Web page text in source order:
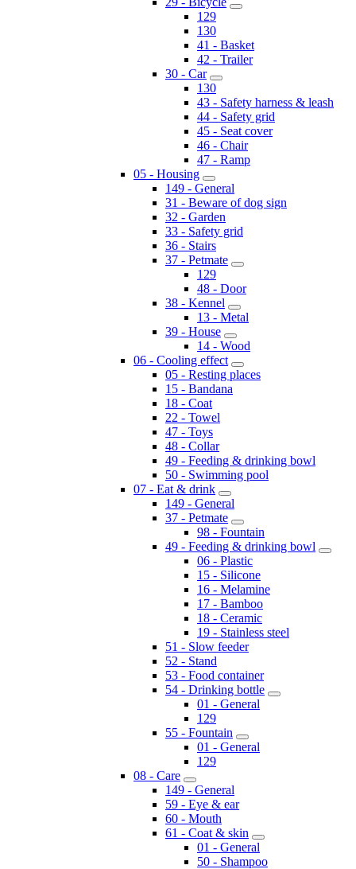
129
130
41 - Basket
42 - Trailer
30 - Car
130
43 - Safety harness & leash
44 - Safety grid
45 - Seat cover
46 - Chair
47 - Ramp
05 - Housing
149 - General
31 - Beware of dog sign
32 - Garden
33 - Safety grid
36 - Stairs
37 - Petmate
129
48 - Door
38 - Kennel
13 - Metal
39 - House
14 - Wood
06 - Cooling effect
05 - Resting places
15 - Bandana
18 - Coat
22 - Towel
47 - Toys
48 - Collar
49 - Feeding & drinking bowl
50 - Swimming pool
07 - Eat & drink
149 - General
37 - Petmate
98 - Fountain
49 - Feeding & drinking bowl
06 - Plastic
15 - Silicone
16 - Melamine
17 - Bamboo
18 - Ceramic
19 - Stainless steel
51 - Slow feeder
52 - Stand
53 - Food container
54 - Drinking bottle
01 - General
129
55 - Fountain
01 - General
129
08 - Care
149 - General
59 - Eye & ear
60 - Mouth
61 - Coat & skin
01 - General
50 - Shampoo